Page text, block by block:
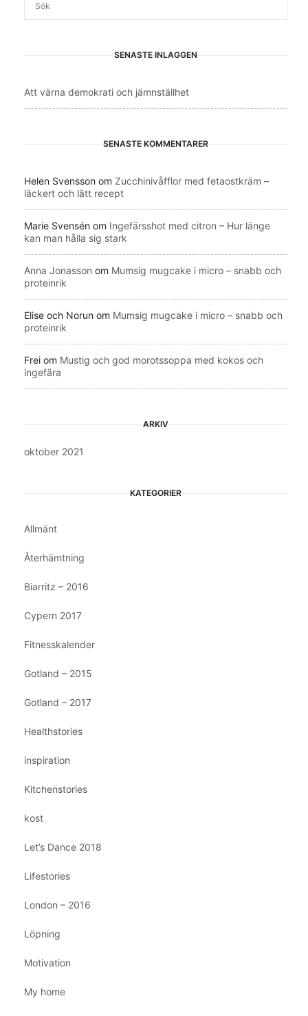
SENASTE INLÄGGEN
Att värna demokrati och jämnställhet
SENASTE KOMMENTARER
Helen Svensson om Zucchinivåfflor med fetaostkräm –
läckert och lätt recept
Marie Svensén om Ingefärsshot med citron – Hur länge
kan man hålla sig stark
Anna Jonasson om Mumsig mugcake i micro – snabb och
proteinrik
Elise och Norun om Mumsig mugcake i micro – snabb och
proteinrik
Frei om Mustig och god morotssoppa med kokos och
ingefära
ARKIV
oktober 2021
KATEGORIER
Allmänt
Återhämtning
Biarritz – 2016
Cypern 2017
Fitnesskalender
Gotland – 2015
Gotland – 2017
Healthstories
inspiration
Kitchenstories
kost
Let’s Dance 2018
Lifestories
London – 2016
Löpning
Motivation
My home